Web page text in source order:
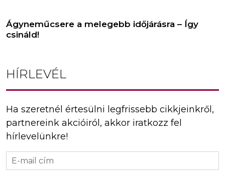
Ágyneműcsere a melegebb időjárásra – Így
csináld!
HÍRLEVÉL
Ha szeretnél értesülni legfrissebb cikkjeinkről,
partnereink akcióiról, akkor iratkozz fel
hírlevelünkre!